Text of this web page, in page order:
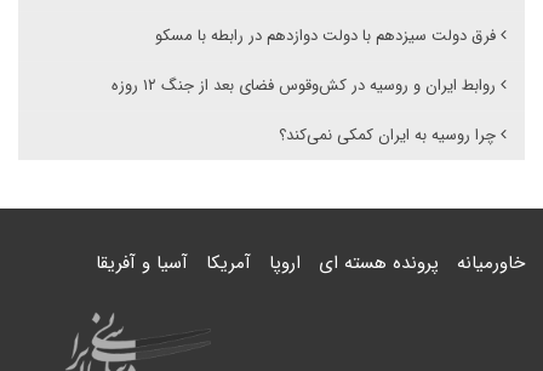
فرق دولت سیزدهم با دولت دوازدهم در رابطه با مسکو
روابط ایران و روسیه در کش‌وقوس فضای بعد از جنگ ۱۲ روزه
چرا روسیه به ایران کمکی نمی‌کند؟
خاورمیانه پرونده هسته ای اروپا آمریکا آسیا و آفریقا